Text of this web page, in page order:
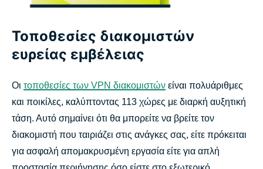
Τοποθεσίες διακομιστών
ευρείας εμβέλειας
Οι τοποθεσίες των VPN διακομιστών είναι πολυάριθμες
και ποικίλες, καλύπτοντας 113 χώρες με διαρκή αυξητική
τάση. Αυτό σημαίνει ότι θα μπορείτε να βρείτε τον
διακομιστή που ταιριάζει στις ανάγκες σας, είτε πρόκειται
για ασφαλή απομακρυσμένη εργασία είτε για απλή